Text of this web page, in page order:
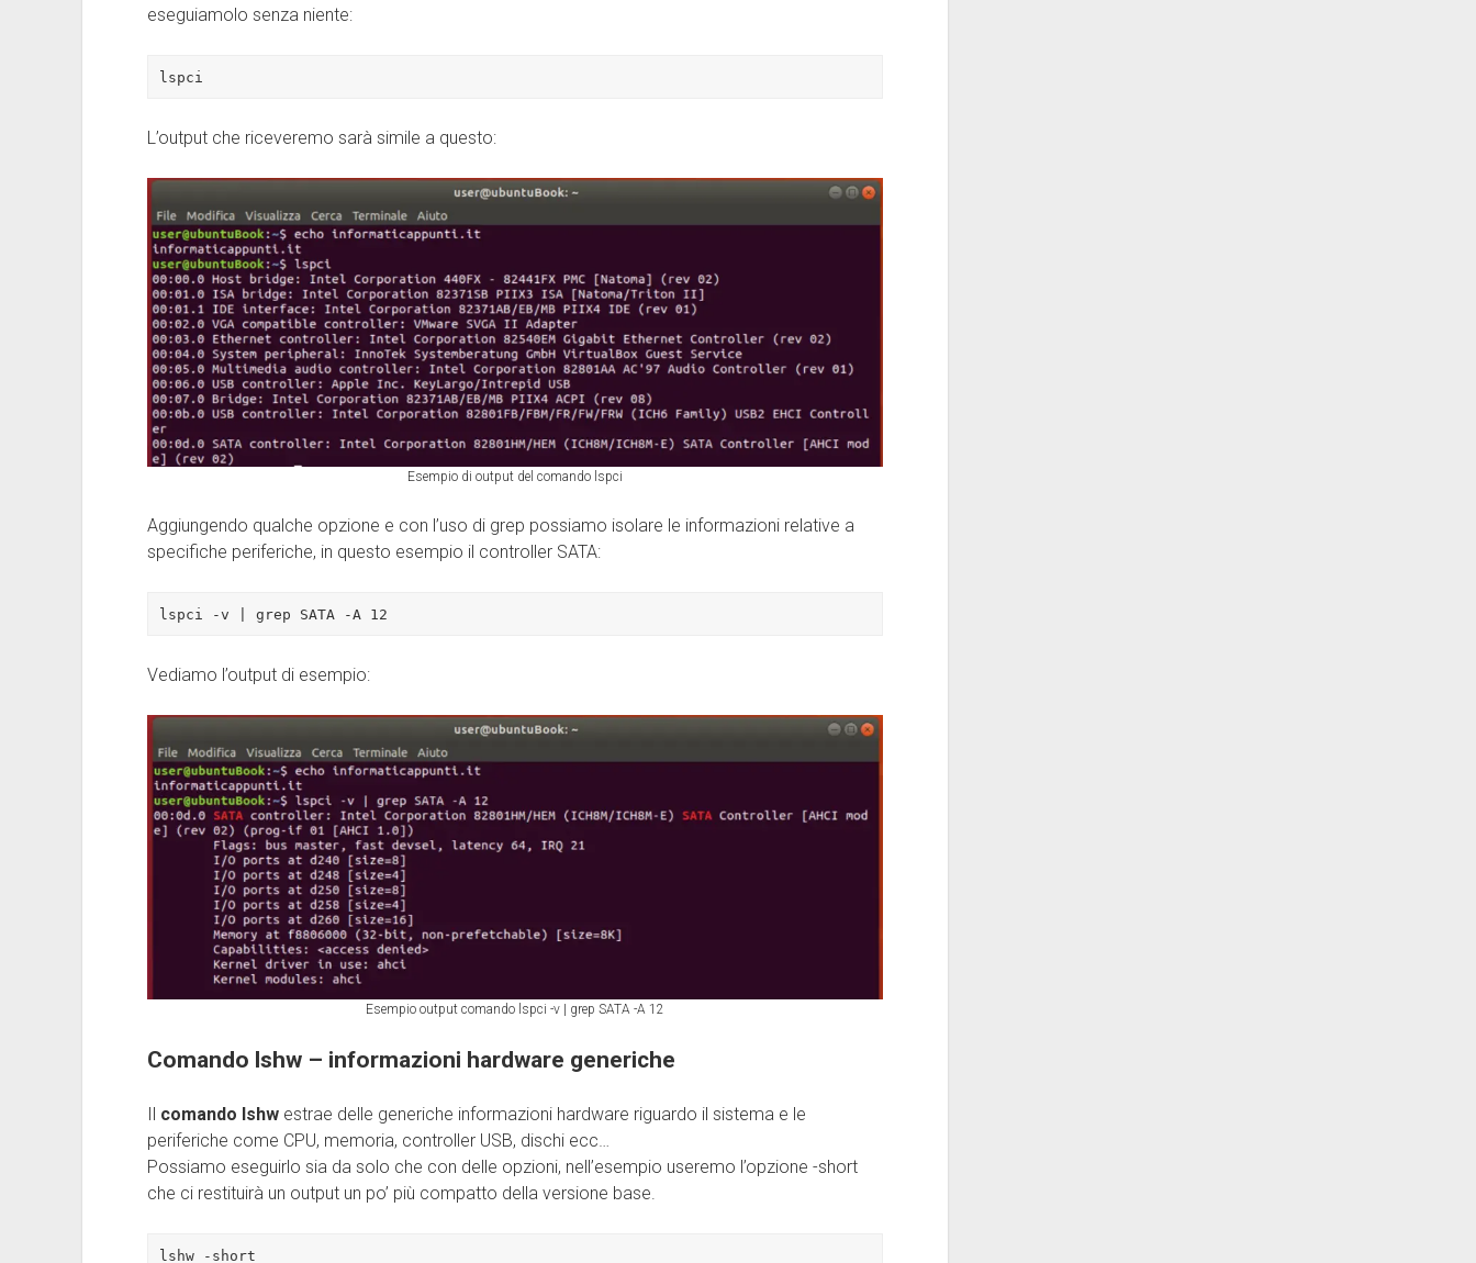
eseguiamolo senza niente:
lspci
L’output che riceveremo sarà simile a questo:
Esempio di output del comando lspci
Aggiungendo qualche opzione e con l’uso di grep possiamo isolare le informazioni relative a
specifiche periferiche, in questo esempio il controller SATA:
lspci -v | grep SATA -A 12
Vediamo l’output di esempio:
Esempio output comando lspci -v | grep SATA -A 12
Comando lshw – informazioni hardware generiche
comando lshwestrae delle generiche informazioni hardware riguardo il sistema e le
periferiche come CPU, memoria, controller USB, dischi ecc…
Possiamo eseguirlo sia da solo che con delle opzioni, nell’esempio useremo l’opzione -short
che ci restituirà un output un po’ più compatto della versione base.
lshw -short